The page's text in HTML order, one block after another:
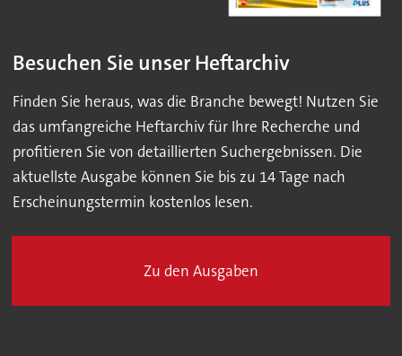
Besuchen Sie unser Heftarchiv
Finden Sie heraus, was die Branche bewegt! Nutzen Sie
das umfangreiche Heftarchiv für Ihre Recherche und
profitieren Sie von detaillierten Suchergebnissen. Die
aktuellste Ausgabe können Sie bis zu 14 Tage nach
Erscheinungstermin kostenlos lesen.
Zu den Ausgaben